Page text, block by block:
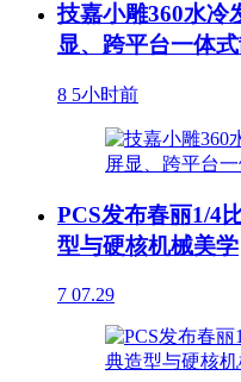
技嘉小雕360水冷
显、跨平台一体
8 5小时前
PCS发布春丽1/4
型与硬核机械美学
7 07.29